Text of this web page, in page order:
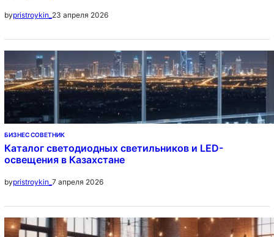
bypristroykin_ 23 апреля 2026
БИЗНЕС СОВЕТНИК
Каталог светодиодных светильников и LED-
освещения в Казахстане
bypristroykin_ 7 апреля 2026